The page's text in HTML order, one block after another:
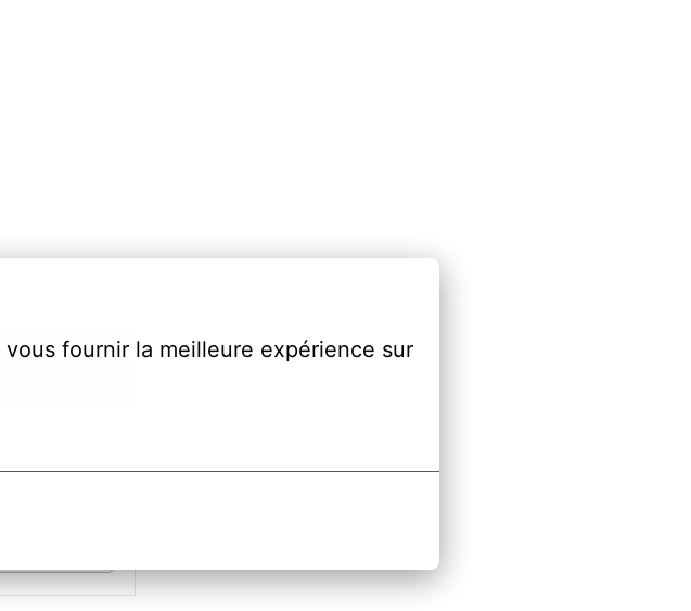
fournir la meilleure expérience sur